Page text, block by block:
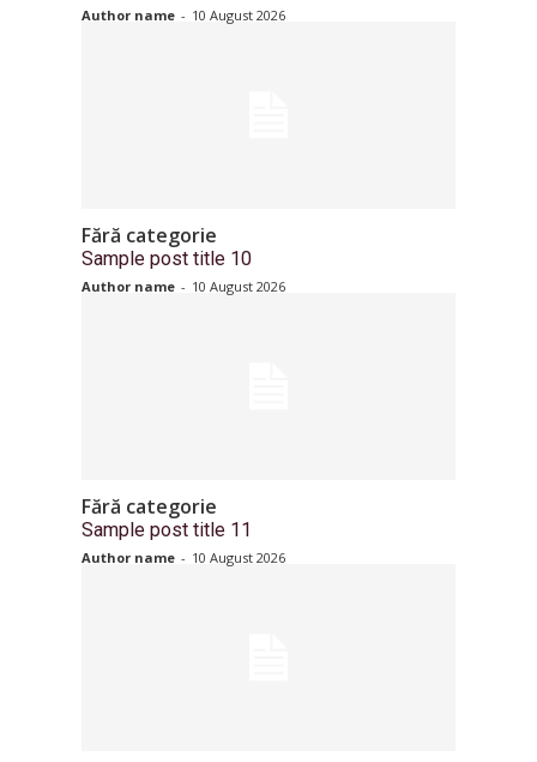
Author name - 10 August 2026
Fără categorie
Sample post title 10
Author name - 10 August 2026
Fără categorie
Sample post title 11
Author name - 10 August 2026